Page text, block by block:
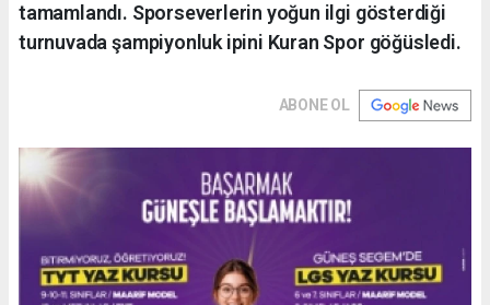
tamamlandı. Sporseverlerin yoğun ilgi gösterdiği
turnuvada şampiyonluk ipini Kuran Spor göğüsledi.
ABONE OL